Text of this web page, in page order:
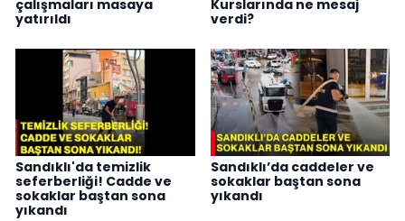
çalışmaları masaya
yatırıldı
Kurslarında ne mesaj
verdi?
Sandıklı'da temizlik
seferberliği! Cadde ve
sokaklar baştan sona
yıkandı
Sandıklı’da caddeler ve
sokaklar baştan sona
yıkandı